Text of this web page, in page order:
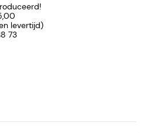
levertijd)
73